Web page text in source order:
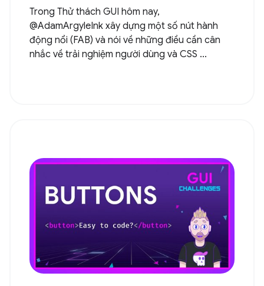
Trong Thử thách GUI hôm nay,
@AdamArgyleInk xây dựng một số nút hành
động nổi (FAB) và nói về những điều cần cân
nhắc về trải nghiệm người dùng và CSS ...